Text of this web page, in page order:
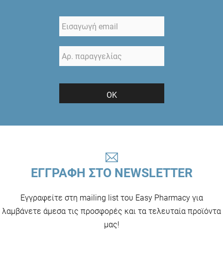
ΟΚ
ΕΓΓΡΑΦΗ ΣΤΟ NEWSLETTER
Εγγραφείτε στη mailing list του Easy Pharmacy για
λαμβάνετε άμεσα τις προσφορές και τα τελευταία προϊόντα
μας!